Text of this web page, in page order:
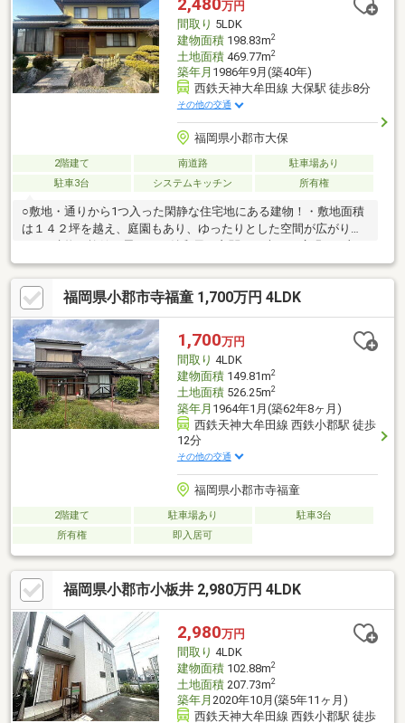
万円
間取り 5LDK
建物面積198.83m2
土地面積469.77m2
築年月 1986年9月(築40年)
西鉄天神大牟田線 大保駅 徒歩8分
その他の交通
福岡県小郡市大保
2階建て 南道路
駐車場あり
駐車3台
システムキッチン 所有権
○敷地・通りから1つ入った閑静な住宅地にある建物！・敷地面積
は１４２坪を越え、庭園もあり、ゆったりとした空間が広がりま
屋続きの和室、離れ風な和室など、見どころは満載の和風建
築！・各居室に収納を完備！・女性にとっては嬉しい、洗面室と
は別にパウダールームがある間取り♪・お風呂は大きいユニットバ
ス♪・トイレは１階に小便器と普通の２か所だけではなく、２階に
もある便利な間取りです！和風建築が好きな方、ゆったりとした
スローライフにあこがれる方におススメな物件となっています！
ご不明な点がございましたら、お気軽にお問合せ下さい！
福岡県小郡市寺福童 1,700万円 4LDK
1,700万円
間取り 4LDK
建物面積149.81m2
土地面積526.25m2
築年月 1964年1月(築62年8ヶ月)
西鉄天神大牟田線 西鉄小郡駅 徒歩
12分
その他の交通
福岡県小郡市寺福童
2階建て 駐車場あり
駐車3台
所有権
即入居可
福岡県小郡市小板井 2,980万円 4LDK
2,980万円
間取り 4LDK
建物面積102.88m2
土地面積207.73m2
築年月 2020年10月(築5年11ヶ月)
西鉄天神大牟田線 西鉄小郡駅 徒歩